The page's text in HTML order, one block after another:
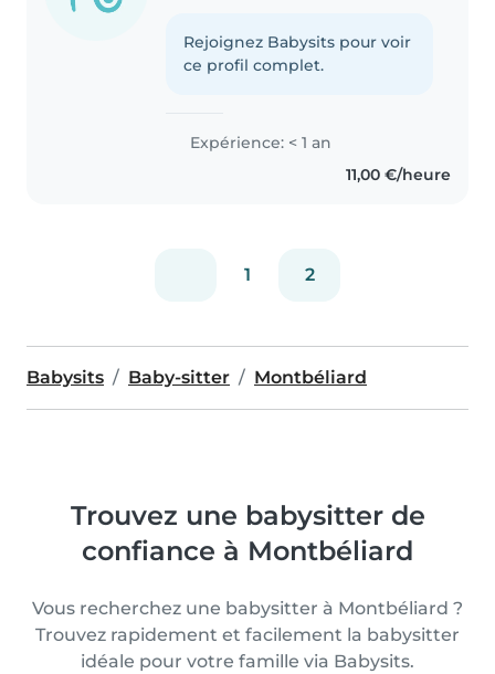
Rejoignez Babysits pour voir
ce profil complet.
Expérience: < 1 an
11,00 €/heure
1 2
Babysits Baby-sitter Montbéliard
Trouvez une babysitter de
confiance à Montbéliard
Vous recherchez une babysitter à Montbéliard ?
Trouvez rapidement et facilement la babysitter
idéale pour votre famille via Babysits.